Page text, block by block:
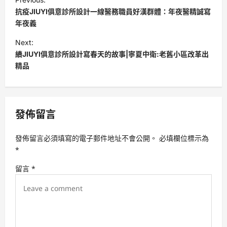
o
s
t
n
a
v
g
a
t
i
抗疫JIUYI俱意診所設計一線醫務職員好漢群體：年夜醫精誠寫
年夜義
Next:
續JIUYI俱意診所設計寫春天的故事|寧夏中衛:老舊小區改革出
精品
發佈留言
發佈留言必須填寫的電子郵件地址不會公開。 必填欄位標示為
*
留言 *